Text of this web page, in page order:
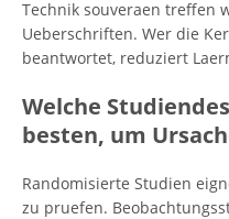
Technik souveraen treffen
Ueberschriften. Wer die
beantwortet, reduziert
Welche
besten, um
Randomisierte Studien
zu pruefen.